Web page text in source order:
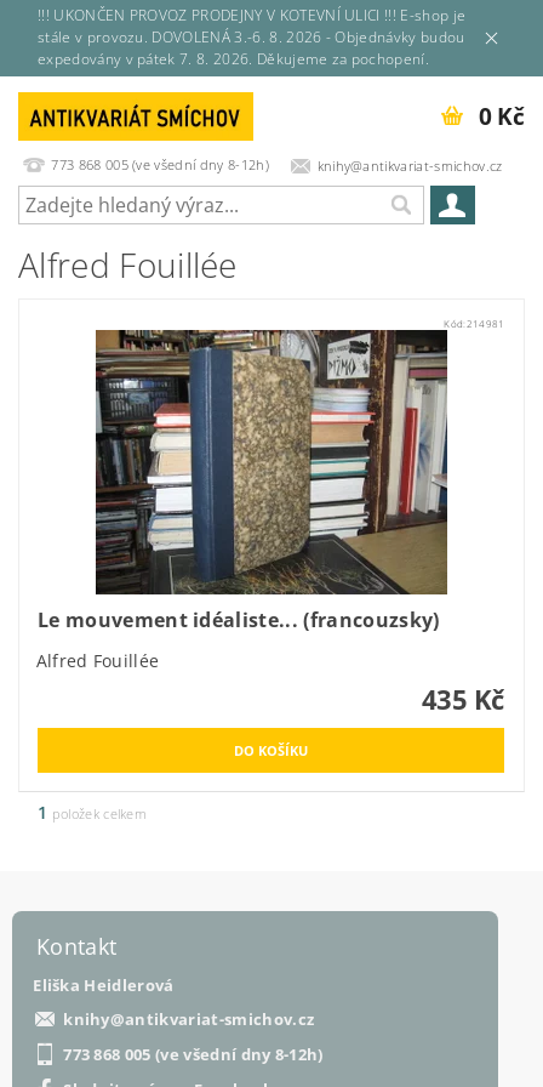
!!! UKONČEN PROVOZ PRODEJNY V KOTEVNÍ ULICI !!! E-shop je
stále v provozu. DOVOLENÁ 3.-6. 8. 2026 - Objednávky budou
expedovány v pátek 7. 8. 2026. Děkujeme za pochopení.
773 868 005 (ve všední dny 8-12h) knihy@antikvariat-smichov.cz
0 Kč
Alfred Fouillée
Kód: 214981
Le mouvement idéaliste... (francouzsky)
Alfred Fouillée
435 Kč
1 položek celkem
Kontakt
Eliška Heidlerová
knihy@antikvariat-smichov.cz
773 868 005 (ve všední dny 8-12h)